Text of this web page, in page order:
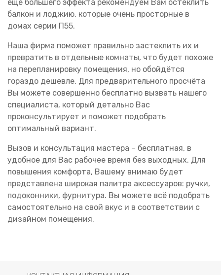
ещё большего эффекта рекомендуем Вам остеклить
балкон и лоджию, которые очень просторные в
домах серии П55.
Наша фирма поможет правильно застеклить их и
превратить в отдельные комнаты, что будет похоже
на перепланировку помещения, но обойдётся
гораздо дешевле. Для предварительного просчёта
Вы можете совершенно бесплатно вызвать нашего
специалиста, который детально Вас
проконсультирует и поможет подобрать
оптимальный вариант.
Вызов и консультация мастера – бесплатная, в
удобное для Вас рабочее время без выходных. Для
повышения комфорта, Вашему внимаю будет
представлена широкая палитра аксессуаров: ручки,
подоконники, фурнитура. Вы можете всё подобрать
самостоятельно на свой вкус и в соответствии с
дизайном помещения.